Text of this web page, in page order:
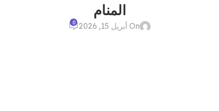
المنام
On أبريل 15, 2026 0